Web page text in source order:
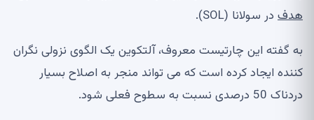
هدف در سولانا (SOL).
به گفته این چارتیست معروف، آلتکوین یک الگوی نزولی نگران
کننده ایجاد کرده است که می تواند منجر به اصلاح بسیار
دردناک 50 درصدی نسبت به سطوح فعلی شود.